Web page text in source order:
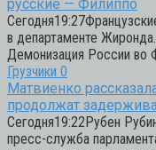
русские — Филиппо
в департаменте
Демонизация России во
Грузчики 0
Матвиенко
продолжат
Сегодня19:22Рубен
пресс-служба